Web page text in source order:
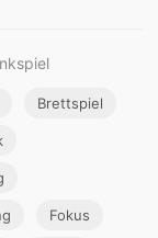
Brettspiel
Fokus